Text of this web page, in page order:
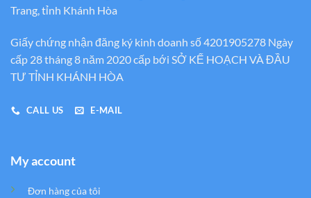
Trang, tỉnh Khánh Hòa
Giấy chứng nhận đăng ký kinh doanh số 4201905278 Ngày
cấp 28 tháng 8 năm 2020 cấp bới SỞ KẾ HOẠCH VÀ ĐẦU
TƯ TỈNH KHÁNH HÒA
CALL US E-MAIL
My account
Đơn hàng của tôi